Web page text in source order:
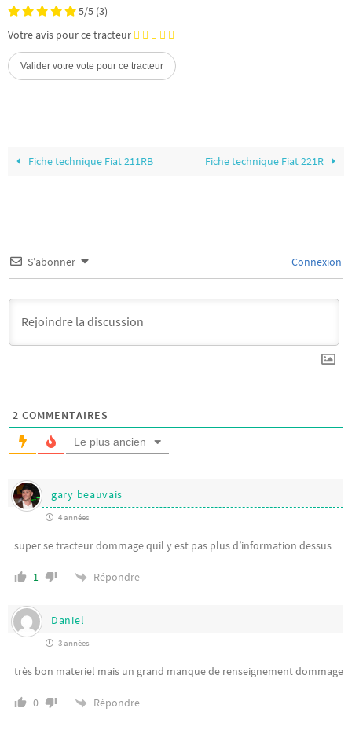
5/5 (3)
Votre avis pour ce tracteur
Fiche technique Fiat 211RB Fiche technique Fiat 221R
S’abonner Connexion
2 COMMENTAIRES
Le plus ancien
gary beauvais
4 années
super se tracteur dommage quil y est pas plus d’information dessus…
1 Répondre
Daniel
3 années
très bon materiel mais un grand manque de renseignement dommage
0 Répondre